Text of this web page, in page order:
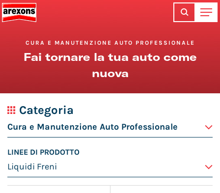
CURA E MANUTENZIONE AUTO PROFESSIONALE
Fai tornare la tua auto come
nuova
Categoria
LINEE DI PRODOTTO